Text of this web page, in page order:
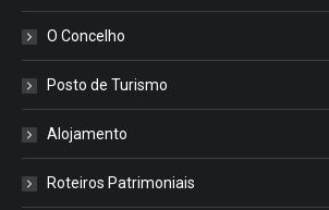
O Concelho
Posto de Turismo
Alojamento
Roteiros Patrimoniais